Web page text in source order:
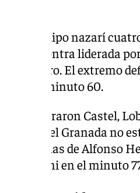
al equipo nazarí
una contra liderada
Cordero. El extremo
en el minuto 60.
y entraron Castel,
de que el Granada no
las mallas de Alfonso
de Uzuni en el minuto